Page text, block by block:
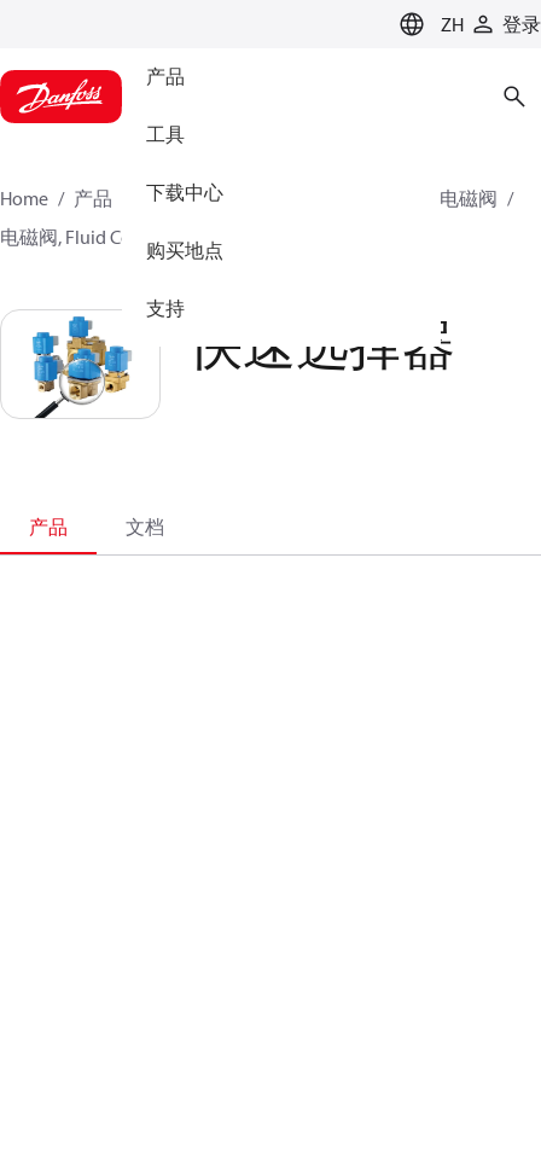
ZH 登录
产品
工具
下载中心
购买地点
支持
Home 产品 气候方案事业部制冷业务
电磁阀
电磁阀, Fluid Controls
快速选择器
快速选择器
产品 文档